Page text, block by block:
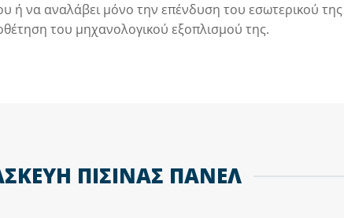
ή να αναλάβει μόνο την επένδυση του εσωτερικού της
του μηχανολογικού εξοπλισμού της.
ΠΙΣΙΝΑΣ ΠΑΝΕΛ